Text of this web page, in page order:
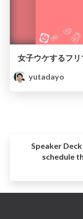
女子ウケするフ
yutadayo
Speaker
schedule